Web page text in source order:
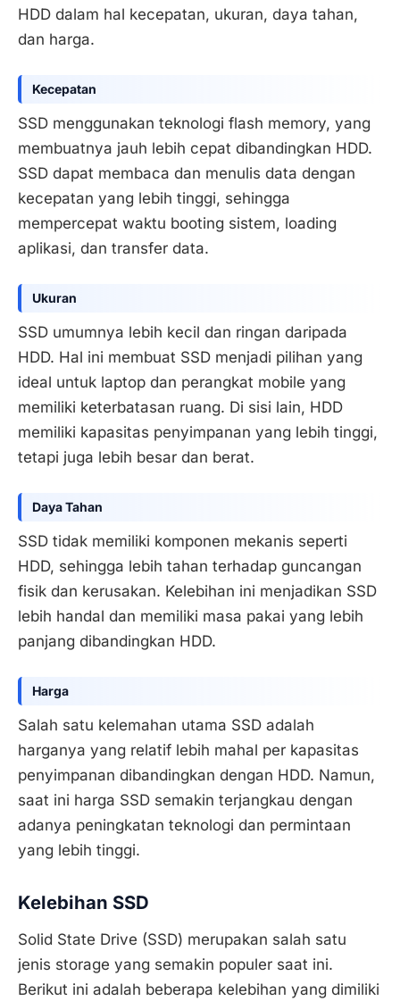
HDD dalam hal kecepatan, ukuran, daya tahan,
dan harga.
Kecepatan
SSD menggunakan teknologi flash memory, yang
membuatnya jauh lebih cepat dibandingkan HDD.
SSD dapat membaca dan menulis data dengan
kecepatan yang lebih tinggi, sehingga
mempercepat waktu booting sistem, loading
aplikasi, dan transfer data.
Ukuran
SSD umumnya lebih kecil dan ringan daripada
HDD. Hal ini membuat SSD menjadi pilihan yang
ideal untuk laptop dan perangkat mobile yang
memiliki keterbatasan ruang. Di sisi lain, HDD
memiliki kapasitas penyimpanan yang lebih tinggi,
tetapi juga lebih besar dan berat.
Daya Tahan
SSD tidak memiliki komponen mekanis seperti
HDD, sehingga lebih tahan terhadap guncangan
fisik dan kerusakan. Kelebihan ini menjadikan SSD
lebih handal dan memiliki masa pakai yang lebih
panjang dibandingkan HDD.
Harga
Salah satu kelemahan utama SSD adalah
harganya yang relatif lebih mahal per kapasitas
penyimpanan dibandingkan dengan HDD. Namun,
saat ini harga SSD semakin terjangkau dengan
adanya peningkatan teknologi dan permintaan
yang lebih tinggi.
Kelebihan SSD
Solid State Drive (SSD) merupakan salah satu
jenis storage yang semakin populer saat ini.
Berikut ini adalah beberapa kelebihan yang dimiliki